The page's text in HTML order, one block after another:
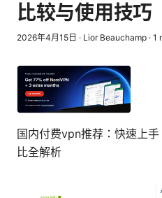
比较与使用技巧
2026年4月15日 · Lior Beauchamp · 1
国内付费vpn推荐：快速上
比全解析